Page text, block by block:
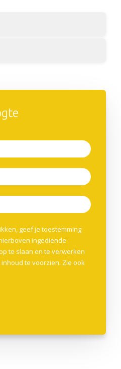
geef je toestemming
ingediende
te slaan en te verwerken
te voorzien. Zie ook